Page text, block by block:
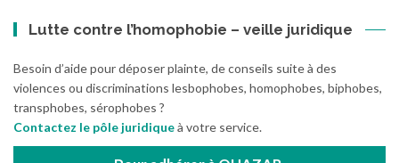
Lutte contre l’homophobie – veille juridique
Besoin d’aide pour déposer plainte, de conseils suite à des
violences ou discriminations lesbophobes, homophobes, biphobes,
transphobes, sérophobes ?
Contactez le pôle juridiqueà votre service.